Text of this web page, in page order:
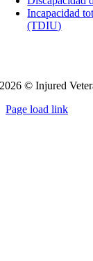
Incapacidad
(TDIU)
2026 © Injured
Page load link